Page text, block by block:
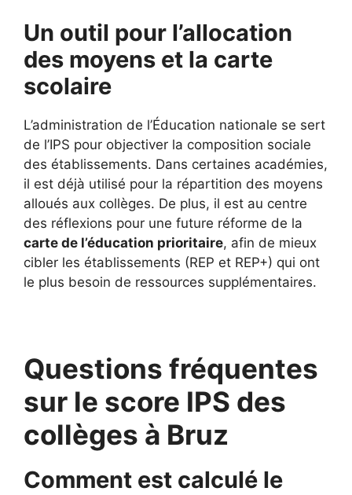
Un outil pour l’allocation
des moyens et la carte
scolaire
L’administration de l’Éducation nationale se sert
de l’IPS pour objectiver la composition sociale
des établissements. Dans certaines académies,
il est déjà utilisé pour la répartition des moyens
alloués aux collèges. De plus, il est au centre
des réflexions pour une future réforme de la
carte de l’éducation prioritaire, afin de mieux
cibler les établissements (REP et REP+) qui ont
le plus besoin de ressources supplémentaires.
Questions fréquentes
sur le score IPS des
collèges à Bruz
Comment est calculé le